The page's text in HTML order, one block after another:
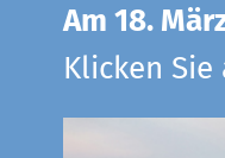
Am 18.
Klicken